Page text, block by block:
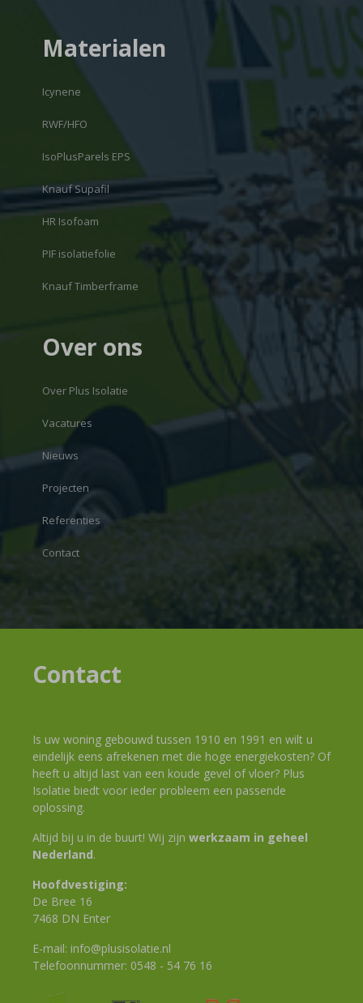
Materialen
Icynene
RWF/HFO
IsoPlusParels EPS
Knauf Supafil
HR Isofoam
PIF isolatiefolie
Knauf Timberframe
Over ons
Over Plus Isolatie
Vacatures
Nieuws
Projecten
Referenties
Contact
Contact
Is uw woning gebouwd tussen 1910 en 1991 en wilt u
eindelijk eens afrekenen met die hoge energiekosten? Of
heeft u altijd last van een koude gevel of vloer? Plus
Isolatie biedt voor ieder probleem een passende
oplossing.
Altijd bij u in de buurt! Wij zijn werkzaam in geheel
Nederland.
Hoofdvestiging:
De Bree 16
7468 DN Enter
E-mail: info@plusisolatie.nl
Telefoonnummer: 0548 - 54 76 16